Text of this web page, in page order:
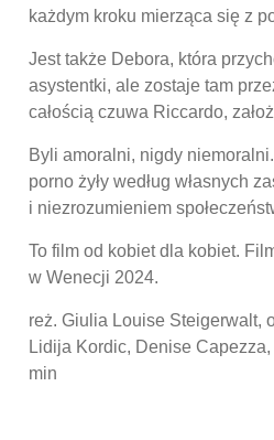
każdym kroku mierząca się z
Jest także Debora, która
asystentki, ale zostaje tam
całością czuwa Riccardo,
Byli amoralni, nigdy
porno żyły według własnych
i niezrozumieniem
To film od kobiet dla kobiet.
w Wenecji 2024.
reż. Giulia Louise Steigerwalt,
Lidija Kordic, Denise
min